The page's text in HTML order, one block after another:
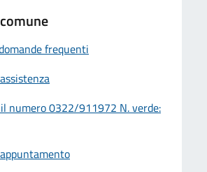
frequenti
numero 0322/911972 N. verde: